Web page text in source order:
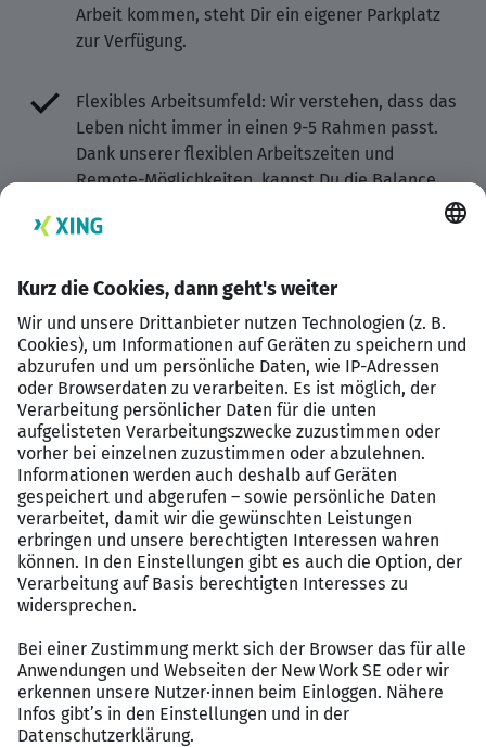
Arbeit kommen, steht Dir ein eigener Parkplatz
zur Verfügung.
Flexibles Arbeitsumfeld: Wir verstehen, dass das
Leben nicht immer in einen 9-5 Rahmen passt.
Dank unserer flexiblen Arbeitszeiten und
Remote-Möglichkeiten, kannst Du die Balance
fördern wir den starken Zusammenhalt
untereinander. Egal ob Top-Golf, After-Work-
Partys oder Segeln auf der Alster: Es steht immer
etwas an.
Feedback-Kultur: Feedback wird aktiv gefördert,
geschätzt und in unsere Prozesse integriert. Du
hilfst uns dabei, unsere Vision zu verwirklichen.
900€ Gesundheitsbudget: Jeder von uns bekommt
jährlich ein Gesundheitsbudget von 900€, das Du
für Sehhilfen, Massagen, Physio uvm. frei
Hervorragende Entwicklungsmöglichkeit: Du hast
die Möglichkeit, direkt zu Beginn in ein kleines
Team einzusteigen, Deine Ideen einzubringen und